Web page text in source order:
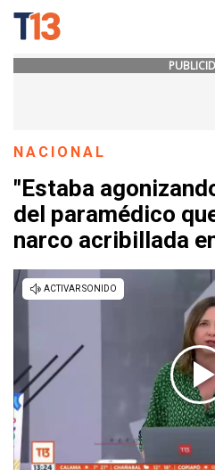
NACIONAL
"Estaba
del paramédico
narco acribillada